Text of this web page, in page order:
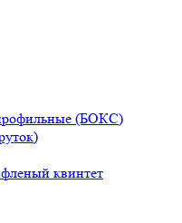
(БОКС)
квинтет